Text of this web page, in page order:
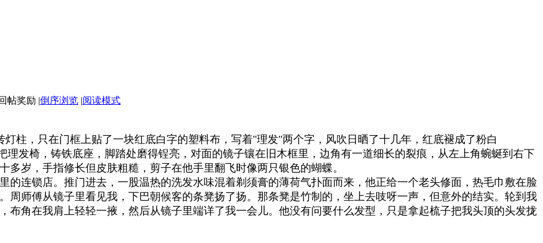
|倒序浏览 |阅读模式
柱，只在门框上贴了一块红底白字的塑料布，写着"理发"两个字，风吹日晒了十几年，红底褪成了粉白
理发椅，铸铁底座，脚踏处磨得锃亮，对面的镜子镶在旧木框里，边角有一道细长的裂痕，从左上角蜿蜒到右下
多岁，手指修长但皮肤粗糙，剪子在他手里翻飞时像两只银色的蝴蝶。
的连锁店。推门进去，一股温热的洗发水味混着剃须膏的薄荷气扑面而来，他正给一个老头修面，热毛巾敷在脸
周师傅从镜子里看见我，下巴朝候客的条凳扬了扬。那条凳是竹制的，坐上去吱呀一声，但意外的结实。轮到我
布角在我肩上轻轻一掖，然后从镜子里端详了我一会儿。他没有问要什么发型，只是拿起梳子把我头顶的头发拢